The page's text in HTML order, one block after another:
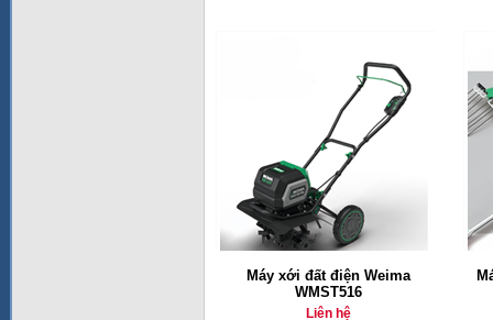
Máy xới đất điện Weima
WMST516
Liên hệ